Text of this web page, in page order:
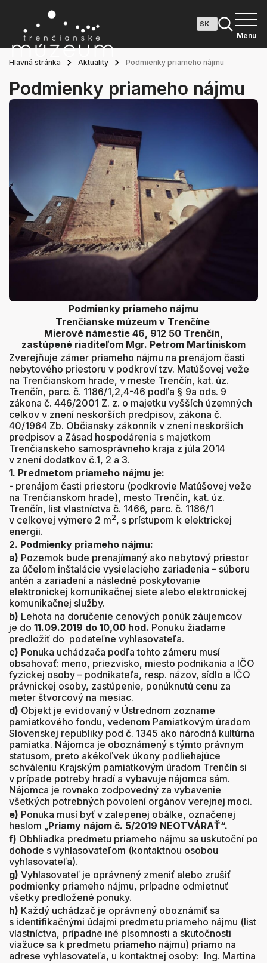
Menu
Hlavná stránka Aktuality Podmienky priameho nájmu
Podmienky priameho nájmu
Podmienky priameho nájmu
Trenčianske múzeum v Trenčíne
Mierové námestie 46, 912 50 Trenčín,
zastúpené riaditeľom Mgr. Petrom Martiniskom
Zverejňuje zámer priameho nájmu na prenájom časti
nebytového priestoru v podkroví tzv. Matúšovej veže
na Trenčianskom hrade, v meste Trenčín, kat. úz.
Trenčín, parc. č. 1186/1,2,4-46 podľa § 9a ods. 9
zákona č. 446/2001 Z. z. o majetku vyšších územných
celkov v znení neskorších predpisov, zákona č.
40/1964 Zb. Občiansky zákonník v znení neskorších
predpisov a Zásad hospodárenia s majetkom
Trenčianskeho samosprávneho kraja z júla 2014
v znení dodatkov č.1, 2 a 3.
1. Predmetom priameho nájmu je:
- prenájom časti priestoru (podkrovie Matúšovej veže
na Trenčianskom hrade), mesto Trenčín, kat. úz.
Trenčín, list vlastníctva č. 1466, parc. č. 1186/1
v celkovej výmere 2 m2, s prístupom k elektrickej
energii.
2. Podmienky priameho nájmu:
a) Pozemok bude prenajímaný ako nebytový priestor
za účelom inštalácie vysielacieho zariadenia – súboru
antén a zariadení a následné poskytovanie
elektronickej komunikačnej siete alebo elektronickej
komunikačnej služby.
b) Lehota na doručenie cenových ponúk záujemcov
je do 11.09.2019 do 10,00 hod. Ponuku žiadame
predložiť do podateľne vyhlasovateľa.
c) Ponuka uchádzača podľa tohto zámeru musí
obsahovať: meno, priezvisko, miesto podnikania a IČO
fyzickej osoby – podnikateľa, resp. názov, sídlo a IČO
právnickej osoby, zastúpenie, ponúknutú cenu za
meter štvorcový na mesiac.
d) Objekt je evidovaný v Ústrednom zozname
pamiatkového fondu, vedenom Pamiatkovým úradom
Slovenskej republiky pod č. 1345 ako národná kultúrna
pamiatka. Nájomca je oboznámený s týmto právnym
statusom, preto akékoľvek úkony podliehajúce
schváleniu Krajským pamiatkovým úradom Trenčín si
v prípade potreby hradí a vybavuje nájomca sám.
Nájomca je rovnako zodpovedný za vybavenie
všetkých potrebných povolení orgánov verejnej moci.
e) Ponuka musí byť v zalepenej obálke, označenej
heslom „Priamy nájom č. 5/2019 NEOTVÁRAŤ“.
f) Obhliadka predmetu priameho nájmu sa uskutoční po
dohode s vyhlasovateľom (kontaktnou osobou
vyhlasovateľa).
g) Vyhlasovateľ je oprávnený zmeniť alebo zrušiť
podmienky priameho nájmu, prípadne odmietnuť
všetky predložené ponuky.
h) Každý uchádzač je oprávnený oboznámiť sa
s identifikačnými údajmi predmetu priameho nájmu (list
vlastníctva, prípadne iné písomnosti a skutočnosti
viažuce sa k predmetu priameho nájmu) priamo na
adrese vyhlasovateľa, u kontaktnej osoby: Ing. Martina